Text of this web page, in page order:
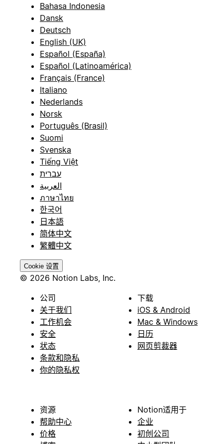
Bahasa Indonesia
Dansk
Deutsch
English (UK)
Español (España)
Español (Latinoamérica)
Français (France)
Italiano
Nederlands
Norsk
Português (Brasil)
Suomi
Svenska
Tiếng Việt
עברית
العربية
ภาษาไทย
한국어
日本語
简体中文
繁體中文
Cookie 设置
© 2026 Notion Labs, Inc.
公司
关于我们
工作机会
安全
状态
条款和隐私
你的隐私权
下载
iOS & Android
Mac & Windows
日历
网页剪裁器
资源
帮助中心
价格
Notion适用于
企业
初创公司